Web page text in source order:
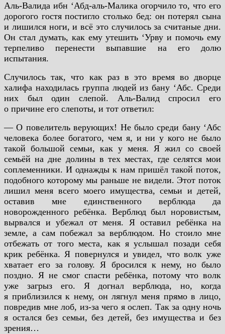
Аль-Валида ибн ‘Абд-аль-Малика огорчило то, что его
дорогого гостя постигло столько бед: он потерял сына
и лишился ноги, и всё это случилось за считаные дни.
Он стал думать, как ему утешить ‘Урву и помочь ему
терпеливо перенести выпавшие на его долю
испытания.
Случилось так, что как раз в это время во дворце
халифа находилась группа людей из бану ‘Абс. Среди
них был один слепой. Аль-Валид спросил его
о причине его слепоты, и тот ответил:
— О повелитель верующих! Не было среди бану ‘Абс
человека более богатого, чем я, и ни у кого не было
такой большой семьи, как у меня. Я жил со своей
семьёй на дне долины в тех местах, где селятся мои
соплеменники. И однажды к нам пришёл такой поток,
подобного которому мы раньше не видели. Этот поток
лишил меня всего моего имущества, семьи и детей,
оставив мне единственного верблюда да
новорожденного ребёнка. Верблюд был норовистым,
вырвался и убежал от меня. Я оставил ребёнка на
земле, а сам побежал за верблюдом. Но стоило мне
отбежать от того места, как я услышал позади себя
крик ребёнка. Я повернулся и увидел, что волк уже
хватает его за голову. Я бросился к нему, но было
поздно. Я не смог спасти ребёнка, потому что волк
уже загрыз его. Я догнал верблюда, но, когда
я приблизился к нему, он лягнул меня прямо в лицо,
повредив мне лоб, из-за чего я ослеп. Так за одну ночь
я остался без семьи, без детей, без имущества и без
зрения…